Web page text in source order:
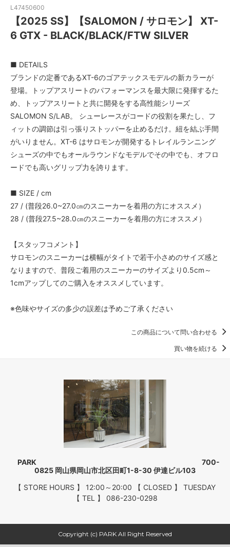
L47450600
【2025 SS】【SALOMON / サロモン】 XT-
6 GTX - BLACK/BLACK/FTW SILVER
■ DETAILS
ブランドの定番であるXT-6のゴアテックスモデルの新カラーが
登場。トップアスリートのパフォーマンスを最大限に発揮するた
め、トップアスリートと共に開発をする高性能シリーズ
SALOMON S/LAB。 シューレースがコードの役割を果たし、フ
ィットの調節は引っ張りストッパーを止めるだけ。紐を結ぶ手間
がいりません。XT-6 はサロモンが開発するトレイルランニング
シューズの中でもオールラウンドなモデルでその中でも、オフロ
ードでも高いグリップ力を誇ります。
■ SIZE / cm
27 / (普段26.0~27.0㎝のスニーカーを着用の方にオススメ）
28 / (普段27.5~28.0㎝のスニーカーを着用の方にオススメ）
【スタッフコメント】
サロモンのスニーカーは横幅がタイトで若干小さめのサイズ感と
なりますので、普段ご着用のスニーカーのサイズより0.5cm～
1cmアップしてのご購入をオススメしています。
※色味やサイズの多少の誤差は予めご了承ください
この商品について問い合わせる
買い物を続ける
PARK 700-
0825 岡山県岡山市北区田町1-8-30 伊達ビル103
【 STORE HOURS 】 12:00～20:00 【 CLOSED 】 TUESDAY
【 TEL 】 086-230-0298
Copyright (c) PARK All Right Reserved